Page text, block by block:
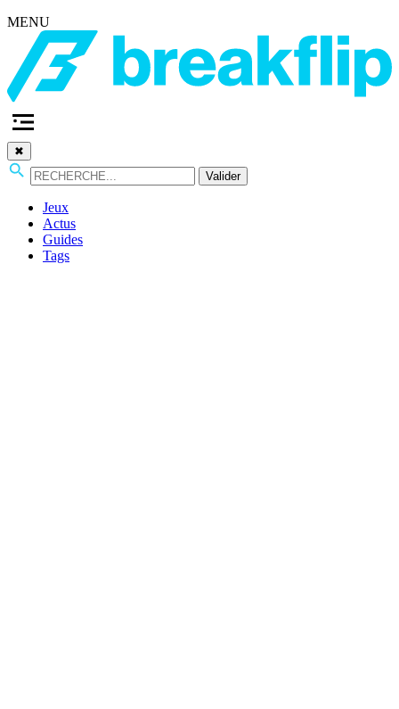
MENU
✖
Valider
Jeux
Actus
Guides
Tags